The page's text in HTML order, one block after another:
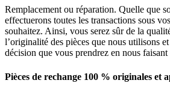
Remplacement ou réparation. Quelle que
effectuerons toutes les transactions sous
souhaitez. Ainsi, vous serez sûr de la
l’originalité des pièces que nous utilisons
décision que vous prendrez en nous
Pièces de rechange 100 % originales et